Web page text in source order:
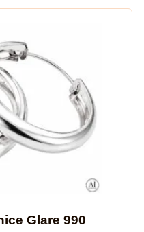
Glare 990